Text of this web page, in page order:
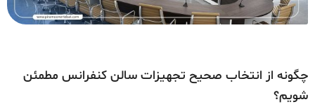
چگونه از انتخاب صحیح تجهیزات سالن کنفرانس مطمئن
شویم؟